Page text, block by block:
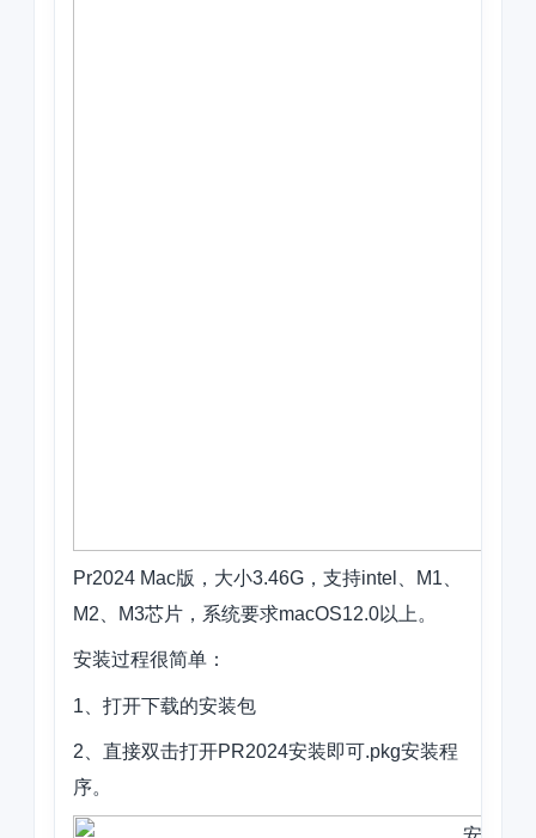
Pr2024 Mac版，大小3.46G，支持intel、M1、
M2、M3芯片，系统要求macOS12.0以上。
安装过程很简单：
1、打开下载的安装包
2、直接双击打开PR2024安装即可.pkg安装程
序。